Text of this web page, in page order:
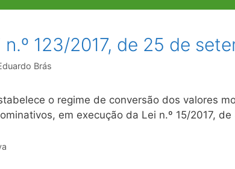
123/2017, de 25 de
Brás
o regime de conversão dos valores
em execução da Lei n.º 15/2017,